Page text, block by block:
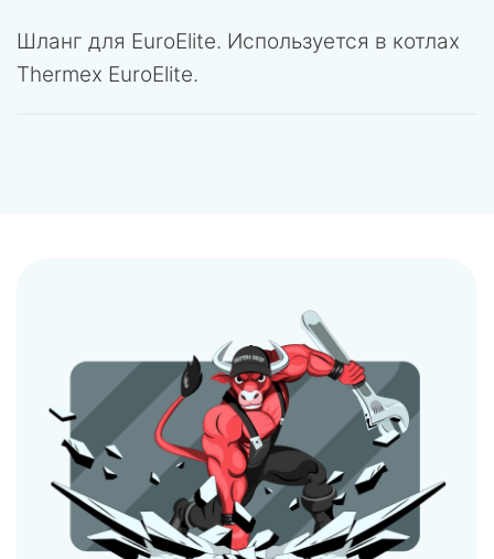
Шланг для EuroElite. Используется в котлах
Thermex EuroElite.